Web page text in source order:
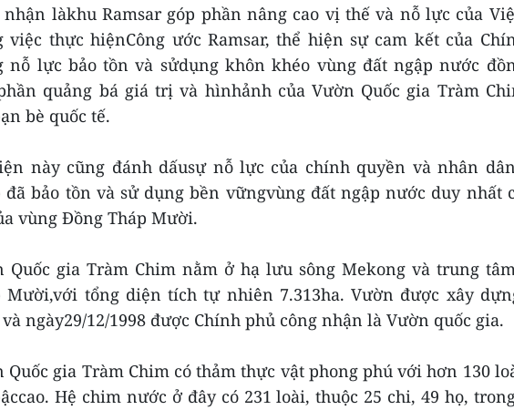
nhận làkhu Ramsar góp phần nâng cao vị thế và nỗ lực của
việc thực hiệnCông ước Ramsar, thể hiện sự cam kết của
nỗ lực bảo tồn và sửdụng khôn khéo vùng đất ngập nước
quảng bá giá trị và hìnhảnh của Vườn Quốc gia Tràm
bè quốc tế.
này cũng đánh dấusự nỗ lực của chính quyền và nhân
đã bảo tồn và sử dụng bền vữngvùng đất ngập nước duy nhất
vùng Đồng Tháp Mười.
Quốc gia Tràm Chim nằm ở hạ lưu sông Mekong và trung
Mười,với tổng diện tích tự nhiên 7.313ha. Vườn được xây
và ngày29/12/1998 được Chính phủ công nhận là Vườn quốc gia.
Quốc gia Tràm Chim có thảm thực vật phong phú với hơn 130
Hệ chim nước ở đây có 231 loài, thuộc 25 chi, 49 họ,